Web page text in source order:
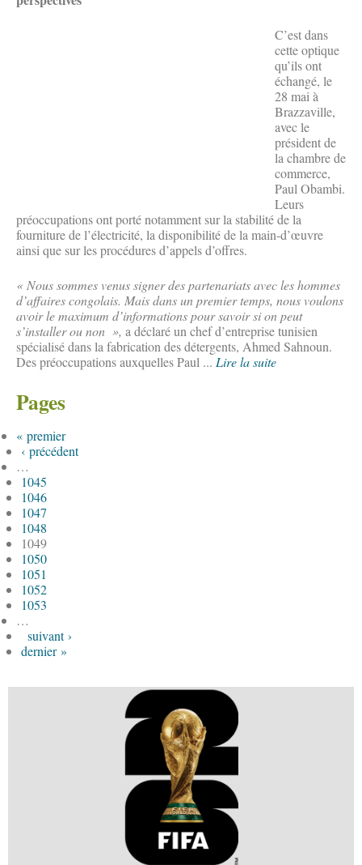
C’est dans
cette optique
qu’ils ont
échangé, le
28 mai à
Brazzaville,
avec le
président de
la chambre de
commerce,
Paul Obambi.
Leurs
préoccupations ont porté notamment sur la stabilité de la
fourniture de l’électricité, la disponibilité de la main-d’œuvre
ainsi que sur les procédures d’appels d’offres.
« Nous sommes venus signer des partenariats avec les hommes
d’affaires congolais. Mais dans un premier temps, nous voulons
avoir le maximum d’informations pour savoir si on peut
s’installer ou non », a déclaré un chef d’entreprise tunisien
spécialisé dans la fabrication des détergents, Ahmed Sahnoun.
Des préoccupations auxquelles Paul ... Lire la suite
Pages
« premier
‹ précédent
…
1045
1046
1047
1048
1049
1050
1051
1052
1053
…
suivant ›
dernier »